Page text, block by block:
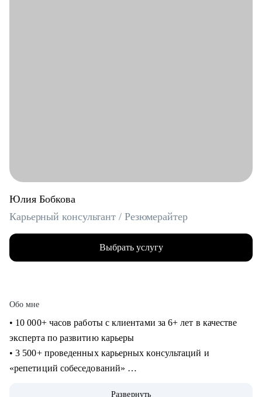
Юлия Бобкова
Карьерный консультант / Резюмерайтер
Выбрать услугу
Обо мне
• 10 000+ часов работы с клиентами за 6+ лет в качестве
эксперта по развитию карьеры
• 3 500+ проведенных карьерных консультаций и
«репетиций собеседований»
Развернуть